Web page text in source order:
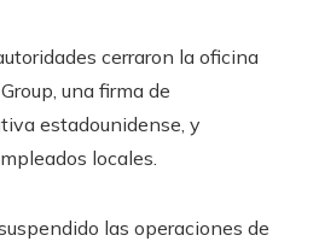
cerraron la oficina
una firma de
estadounidense, y
locales.
las operaciones de